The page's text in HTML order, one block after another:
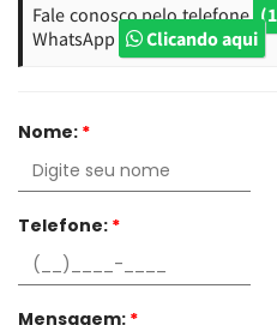
Fale conosco pelo telefone
WhatsApp
Clicando aqui
Nome: *
Telefone: *
Mensagem: *